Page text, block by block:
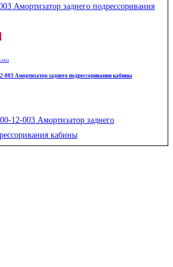
МАЗ
003 Амортизатор заднего подрессоривания кабины